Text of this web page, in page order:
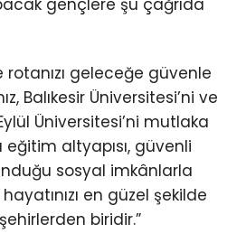
gençlere şu çağrıda
geleceğe güvenle
Balıkesir Üniversitesi’ni ve
Üniversitesi’ni mutlaka
eğitim altyapısı, güvenli
sosyal imkânlarla
en güzel şekilde
biridir.”